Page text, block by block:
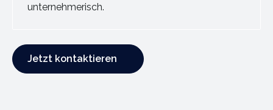
unternehmerisch.
Jetzt kontaktieren
Jetzt kontaktieren